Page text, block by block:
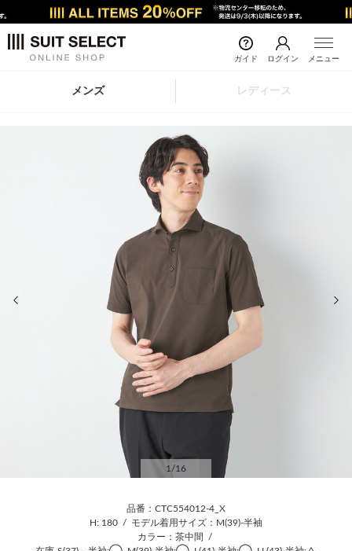
ガイド ログイン メニュー
メンズ レディース
1 /16
品番：CTC554012-4_X
H: 180 / モデル着用サイズ：M(39)-半袖
カラー：茶中間
/